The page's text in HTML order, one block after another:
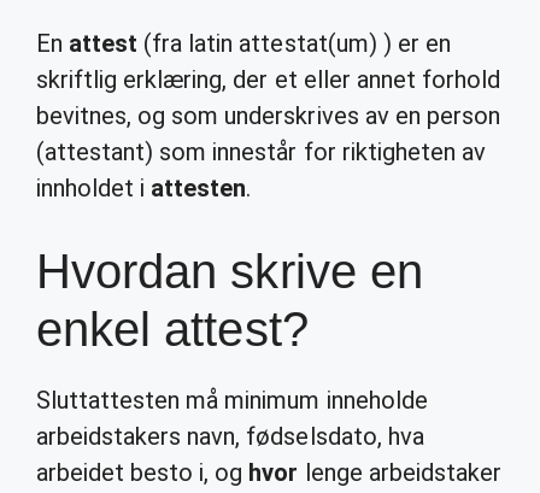
En attest (fra latin attestat(um) ) er en
skriftlig erklæring, der et eller annet forhold
bevitnes, og som underskrives av en person
(attestant) som innestår for riktigheten av
innholdet i attesten.
Hvordan skrive en
enkel attest?
Sluttattesten må minimum inneholde
arbeidstakers navn, fødselsdato, hva
arbeidet besto i, og hvor lenge arbeidstaker